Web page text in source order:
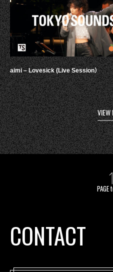
aimi – Lovesick (Live Session）
VIEW
PAGE
CONTACT